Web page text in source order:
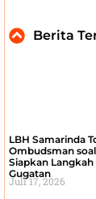
Berita
LBH Samarinda
Ombudsman
Siapkan
Gugatan
Juli 17, 2026